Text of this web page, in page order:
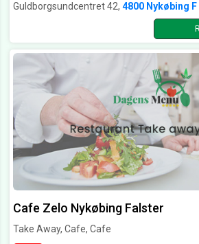
Guldborgsundcentret 42, 4800 Nykøbing F
Cafe Zelo Nykøbing Falster
Take Away, Cafe, Cafe